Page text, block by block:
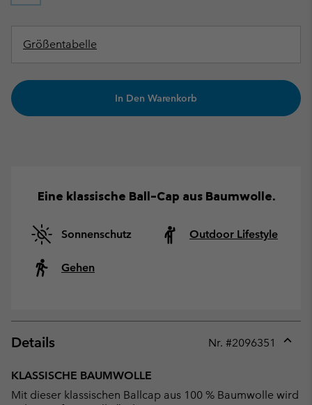
Größentabelle
In Den Warenkorb
Eine klassische Ball-Cap aus Baumwolle.
Sonnenschutz Outdoor Lifestyle
Gehen
Details Nr. #2096351
KLASSISCHE BAUMWOLLE
Mit dieser klassischen Ballcap aus 100 % Baumwolle wird